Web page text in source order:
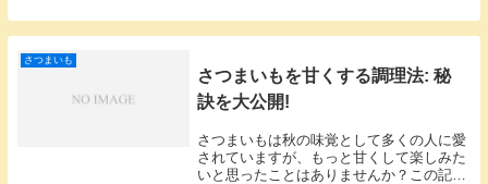
験をもとにシェアしたいと思います。なぜ
さつまいもを甘くしたいのかさつまいもは
さつまいも
さつまいもを甘くする調理法: 秘
訣を大公開!
さつまいもは秋の味覚として多くの人に愛
されていますが、もっと甘くして楽しみた
いと思ったことはありませんか？この記事